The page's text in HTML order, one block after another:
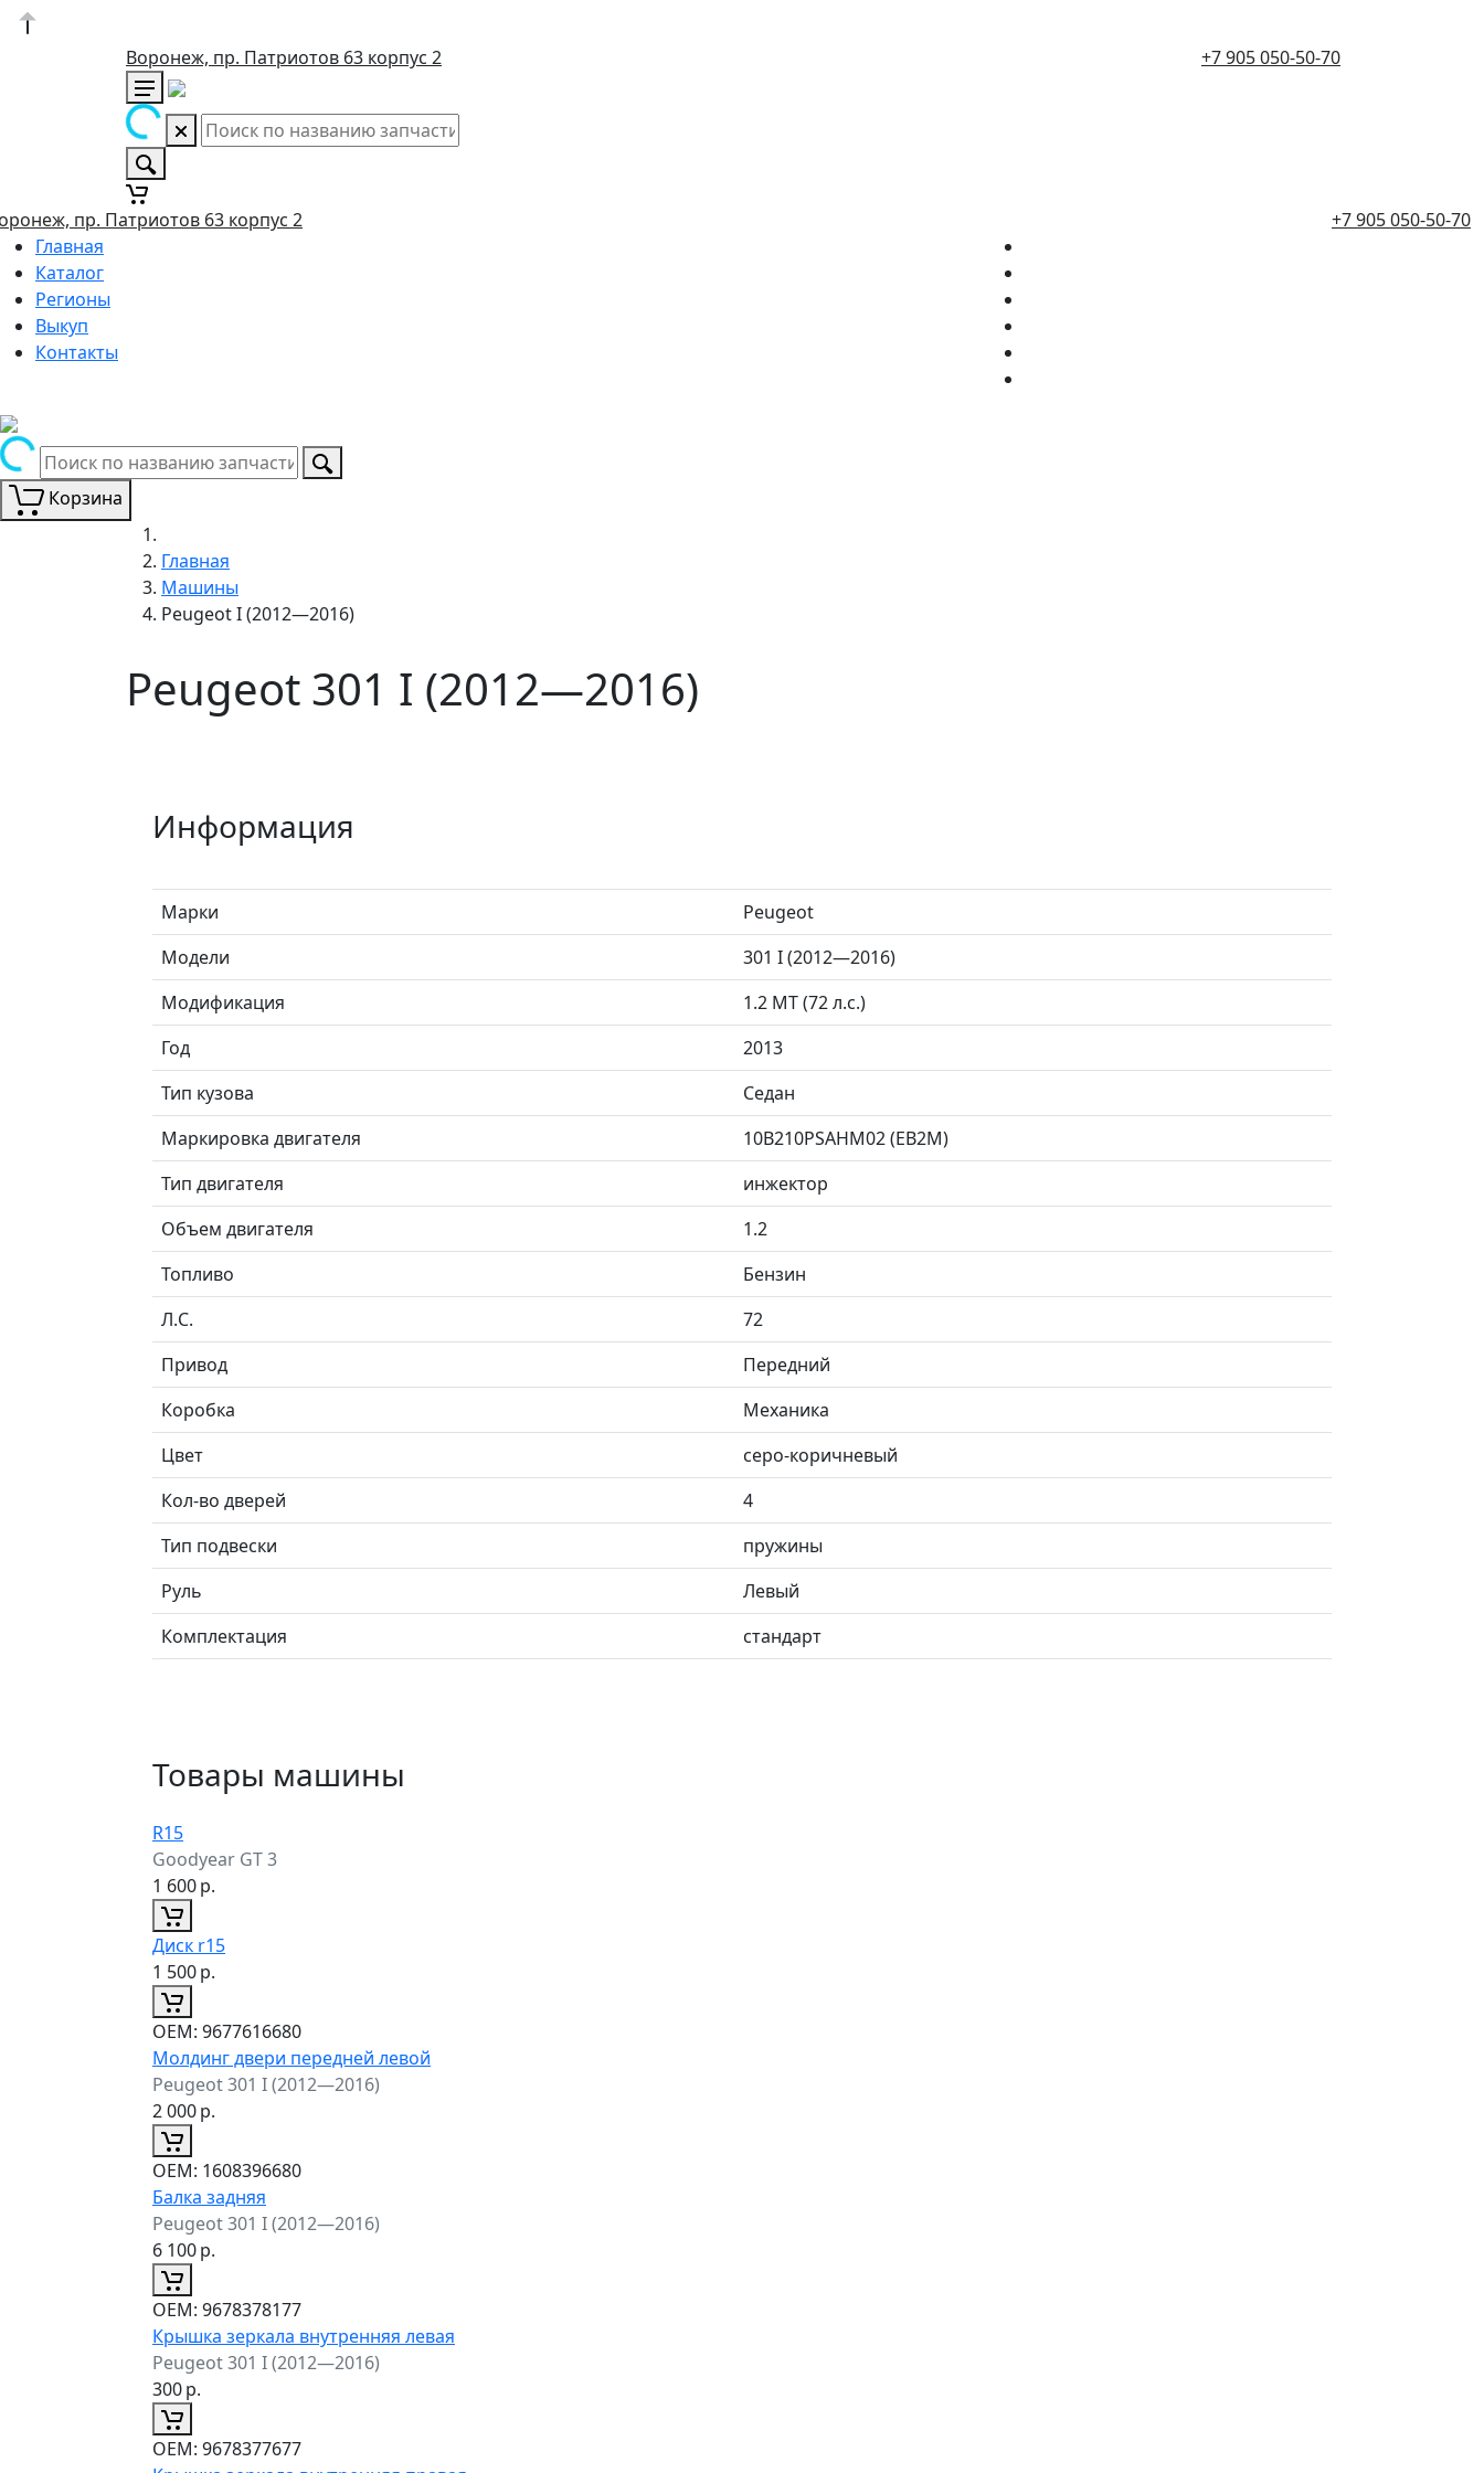
Воронеж, пр. Патриотов 63 корпус 2 +7 905 050-50-70
пр. Патриотов 63 корпус 2
+7 905 050-50-70
Главная
Каталог
Регионы
Выкуп
Контакты
Корзина
Главная
Машины
Peugeot I (2012—2016)
Peugeot 301 I (2012—2016)
Информация
Марки
Peugeot
Модели
301 I (2012—2016)
Модификация
1.2 MT (72 л.с.)
Год
2013
Тип кузова
Седан
Маркировка двигателя
10B210PSAHM02 (EB2M)
Тип двигателя
инжектор
Объем двигателя
1.2
Топливо
Бензин
Л.C.
72
Привод
Передний
Коробка
Механика
Цвет
серо-коричневый
Кол-во дверей
4
Тип подвески
пружины
Руль
Левый
Комплектация
стандарт
Товары машины
R15
Goodyear GT 3
1 600р.
Диск r15
1 500р.
ОЕМ: 9677616680
Молдинг двери передней левой
Peugeot 301 I (2012—2016)
2 000р.
ОЕМ: 1608396680
Балка задняя
Peugeot 301 I (2012—2016)
6 100р.
ОЕМ: 9678378177
Крышка зеркала внутренняя левая
Peugeot 301 I (2012—2016)
300р.
ОЕМ: 9678377677